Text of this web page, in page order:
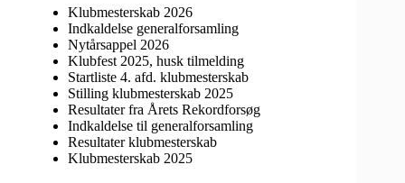
Klubmesterskab 2026
Indkaldelse generalforsamling
Nytårsappel 2026
Klubfest 2025, husk tilmelding
Startliste 4. afd. klubmesterskab
Stilling klubmesterskab 2025
Resultater fra Årets Rekordforsøg
Indkaldelse til generalforsamling
Resultater klubmesterskab
Klubmesterskab 2025